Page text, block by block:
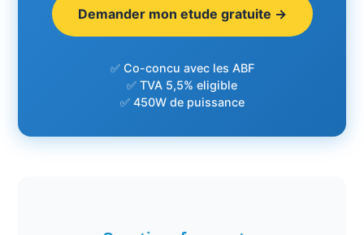
Demander mon etude gratuite →
✅ Co-concu avec les ABF
✅ TVA 5,5% eligible
✅ 450W de puissance